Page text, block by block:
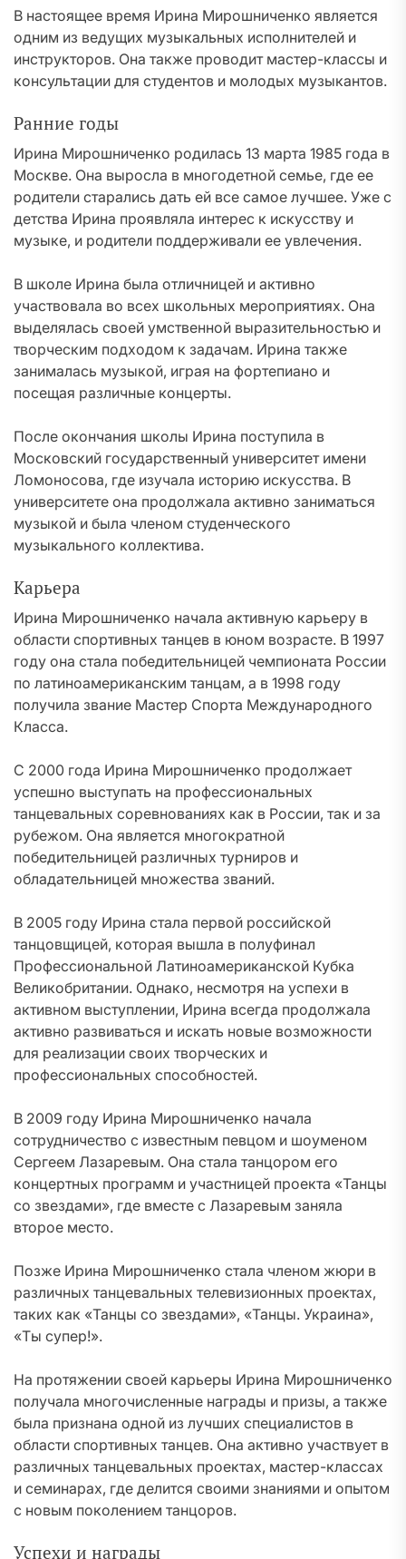
В настоящее время Ирина Мирошниченко является
одним из ведущих музыкальных исполнителей и
инструкторов. Она также проводит мастер-классы и
консультации для студентов и молодых музыкантов.
Ранние годы
Ирина Мирошниченко родилась 13 марта 1985 года в
Москве. Она выросла в многодетной семье, где ее
родители старались дать ей все самое лучшее. Уже с
детства Ирина проявляла интерес к искусству и
музыке, и родители поддерживали ее увлечения.
В школе Ирина была отличницей и активно
участвовала во всех школьных мероприятиях. Она
выделялась своей умственной выразительностью и
творческим подходом к задачам. Ирина также
занималась музыкой, играя на фортепиано и
посещая различные концерты.
После окончания школы Ирина поступила в
Московский государственный университет имени
Ломоносова, где изучала историю искусства. В
университете она продолжала активно заниматься
музыкой и была членом студенческого
музыкального коллектива.
Карьера
Ирина Мирошниченко начала активную карьеру в
области спортивных танцев в юном возрасте. В 1997
году она стала победительницей чемпионата России
по латиноамериканским танцам, а в 1998 году
получила звание Мастер Спорта Международного
Класса.
С 2000 года Ирина Мирошниченко продолжает
успешно выступать на профессиональных
танцевальных соревнованиях как в России, так и за
рубежом. Она является многократной
победительницей различных турниров и
обладательницей множества званий.
В 2005 году Ирина стала первой российской
танцовщицей, которая вышла в полуфинал
Профессиональной Латиноамериканской Кубка
Великобритании. Однако, несмотря на успехи в
активном выступлении, Ирина всегда продолжала
активно развиваться и искать новые возможности
для реализации своих творческих и
профессиональных способностей.
В 2009 году Ирина Мирошниченко начала
сотрудничество с известным певцом и шоуменом
Сергеем Лазаревым. Она стала танцором его
концертных программ и участницей проекта «Танцы
со звездами», где вместе с Лазаревым заняла
второе место.
Позже Ирина Мирошниченко стала членом жюри в
различных танцевальных телевизионных проектах,
таких как «Танцы со звездами», «Танцы. Украина»,
«Ты супер!».
На протяжении своей карьеры Ирина Мирошниченко
получала многочисленные награды и призы, а также
была признана одной из лучших специалистов в
области спортивных танцев. Она активно участвует в
различных танцевальных проектах, мастер-классах
и семинарах, где делится своими знаниями и опытом
с новым поколением танцоров.
Успехи и награды